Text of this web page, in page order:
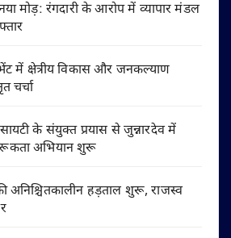
मोड़: रंगदारी के आरोप में व्यापार मंडल
में क्षेत्रीय विकास और जनकल्याण
चर्चा
के संयुक्त प्रयास से जुन्नारदेव में
अभियान शुरू
अनिश्चितकालीन हड़ताल शुरू, राजस्व